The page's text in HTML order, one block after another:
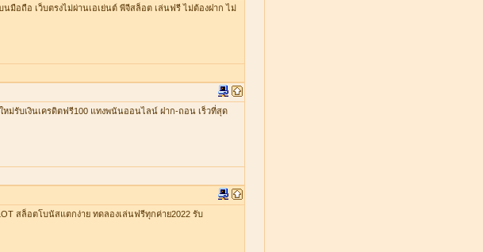
นมือถือ เว็บตรงไม่ผ่านเอเย่นต์ พีจีสล็อต เล่นฟรี ไม่ต้องฝาก ไม่
ม่รับเงินเครดิตฟรี100 แทงพนันออนไลน์ ฝาก-ถอน เร็วที่สุด
สล็อตโบนัสแตกง่าย ทดลองเล่นฟรีทุกค่าย2022 รับ